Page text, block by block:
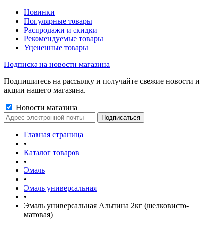
Новинки
Популярные товары
Распродажи и скидки
Рекомендуемые товары
Уцененные товары
Подписка на новости магазина
Подпишитесь на рассылку и получайте свежие новости и
акции нашего магазина.
Новости магазина
Главная страница
•
Каталог товаров
•
Эмаль
•
Эмаль универсальная
•
Эмаль универсальная Альпина 2кг (шелковисто-
матовая)